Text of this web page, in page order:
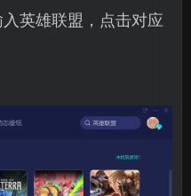
英雄联盟，点击对应